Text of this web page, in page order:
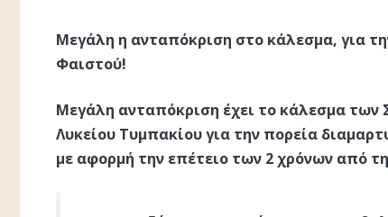
Μεγάλη η ανταπόκριση στο κάλεσμα, για
Φαιστού!
Μεγάλη ανταπόκριση έχει το κάλεσμα των
Λυκείου Τυμπακίου για την πορεία
με αφορμή την επέτειο των 2 χρόνων από